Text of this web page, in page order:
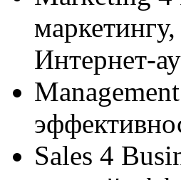
Интернет-
Sales 4